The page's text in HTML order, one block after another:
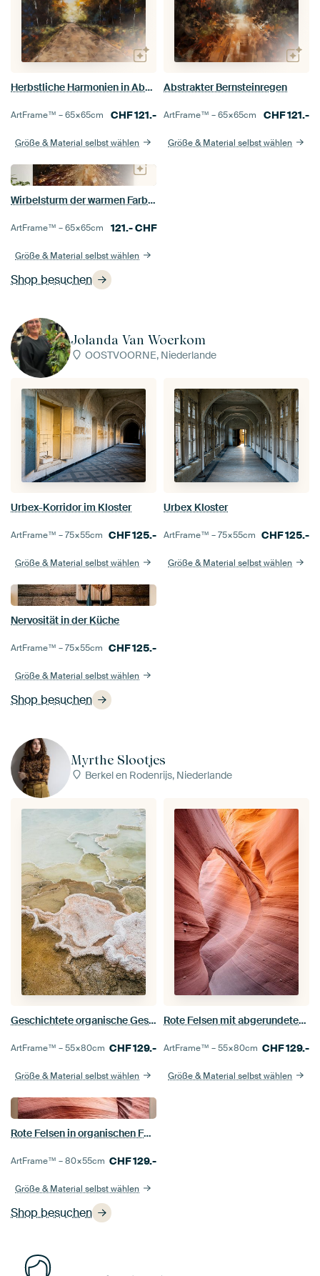
Shop besuchen
Herbstliche Harmonien in Abstraktion
ArtFrame™ –65×65cm CHF121.-
Größe & Material selbst wählen
Abstrakter Bernsteinregen
ArtFrame™ –65×65cm CHF121.-
Größe & Material selbst wählen
Wirbelsturm der warmen Farben
ArtFrame™ –65×65cm 121.-CHF
Größe & Material selbst wählen
Jolanda Van Woerkom
OOSTVOORNE, Niederlande
Shop besuchen
Urbex-Korridor im Kloster
ArtFrame™ –75×55cm CHF125.-
Größe & Material selbst wählen
Urbex Kloster
ArtFrame™ –75×55cm CHF125.-
Größe & Material selbst wählen
Nervosität in der Küche
ArtFrame™ –75×55cm CHF125.-
Größe & Material selbst wählen
Myrthe Slootjes
Berkel en Rodenrijs, Niederlande
Shop besuchen
Geschichtete organische Gesteine im Yellowstone-Nationalpark.
ArtFrame™ –55×80cm CHF129.-
Größe & Material selbst wählen
Rote Felsen mit abgerundeter Form im Lower Antelope Canyon
ArtFrame™ –55×80cm CHF129.-
Größe & Material selbst wählen
Rote Felsen in organischen Formen im Lower Antelope Canyon
ArtFrame™ –80×55cm CHF129.-
Größe & Material selbst wählen